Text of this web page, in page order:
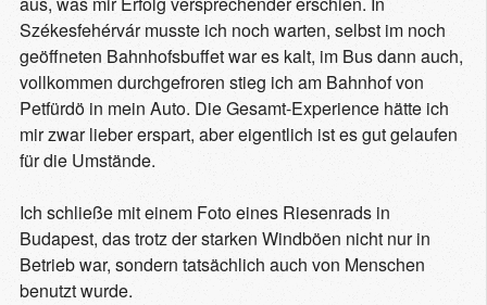
Székesfehérvár musste ich noch warten, selbst im noch
geöffneten Bahnhofsbuffet war es kalt, im Bus dann auch,
vollkommen durchgefroren stieg ich am Bahnhof von
Petfürdö in mein Auto. Die Gesamt-Experience hätte ich
mir zwar lieber erspart, aber eigentlich ist es gut gelaufen
für die Umstände.
Ich schließe mit einem Foto eines Riesenrads in
Budapest, das trotz der starken Windböen nicht nur in
Betrieb war, sondern tatsächlich auch von Menschen
benutzt wurde.